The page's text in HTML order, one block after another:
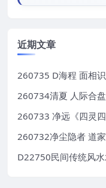
近期文章
260735 D海程 面相
260734清夏 人际合
260733 净远《四灵
260732净尘隐者 道
D22750民间传统风